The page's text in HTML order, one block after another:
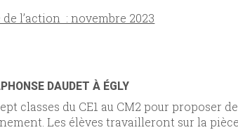
l’action : novembre 2023
DAUDET À ÉGLY
classes du CE1 au CM2 pour proposer
Les élèves travailleront sur la pièce